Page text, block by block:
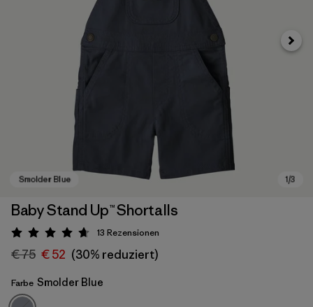
Baby Stand Up™ Shortalls
Bewertung: 4.7 / 5
13 Rezensionen
€ 75 € 52 (30% reduziert)
Farbe Smolder Blue